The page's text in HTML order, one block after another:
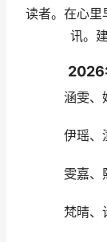
读者。在心里
讯。
2026
涵雯、
伊瑶、
雯嘉、
梵晴、